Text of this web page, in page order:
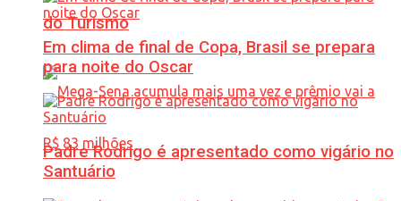
do Turismo
Em clima de final de Copa, Brasil se prepara
para noite do Oscar
Padre Rodrigo é apresentado como vigário no
Santuário